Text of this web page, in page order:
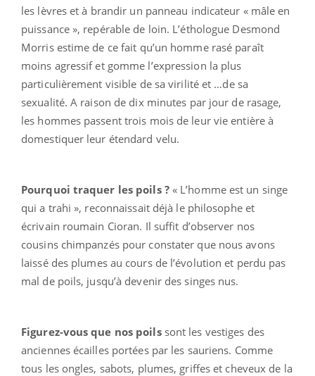
les lèvres et à brandir un panneau indicateur « mâle en
puissance », repérable de loin. L’éthologue Desmond
Morris estime de ce fait qu’un homme rasé paraît
moins agressif et gomme l’expression la plus
particulièrement visible de sa virilité et …de sa
sexualité. A raison de dix minutes par jour de rasage,
les hommes passent trois mois de leur vie entière à
domestiquer leur étendard velu.
Pourquoi traquer les poils ? « L’homme est un singe
qui a trahi », reconnaissait déjà le philosophe et
écrivain roumain Cioran. Il suffit d’observer nos
cousins chimpanzés pour constater que nous avons
laissé des plumes au cours de l’évolution et perdu pas
mal de poils, jusqu’à devenir des singes nus.
Figurez-vous que nos poils sont les vestiges des
anciennes écailles portées par les sauriens. Comme
tous les ongles, sabots, plumes, griffes et cheveux de la